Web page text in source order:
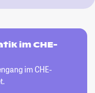
im CHE-
im CHE-